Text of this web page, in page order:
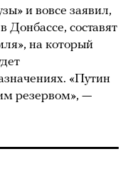
и вовсе заявил,
Донбассе, составят
на который
«Путин
резервом», —